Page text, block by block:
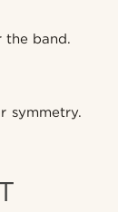
the band.
symmetry.